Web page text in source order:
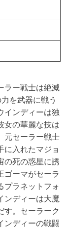
ラー戦士は絶滅
を武器に戦う
インディーは独
女の華麗な技は
元セーラー戦士
に入れたマジョ
の死の惑星に誘
ゴーマがセーラ
プラネットフォ
ンディーは大魔
す。セーラーク
ンディーの戦闘